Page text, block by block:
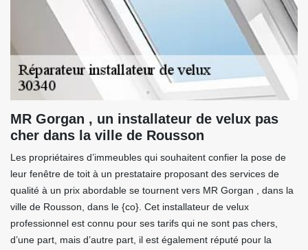
MR Gorgan , un installateur de velux pas
cher dans la ville de Rousson
Les propriétaires d’immeubles qui souhaitent confier la pose de
leur fenêtre de toit à un prestataire proposant des services de
qualité à un prix abordable se tournent vers MR Gorgan , dans la
ville de Rousson, dans le {co}. Cet installateur de velux
professionnel est connu pour ses tarifs qui ne sont pas chers,
d’une part, mais d’autre part, il est également réputé pour la